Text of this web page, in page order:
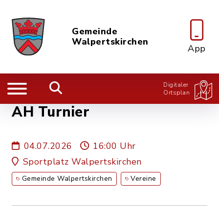
Gemeinde
Walpertskirchen
App
Digitaler
Ortsplan
AH Turnier
04.07.2026
16:00 Uhr
Sportplatz Walpertskirchen
Gemeinde Walpertskirchen Vereine